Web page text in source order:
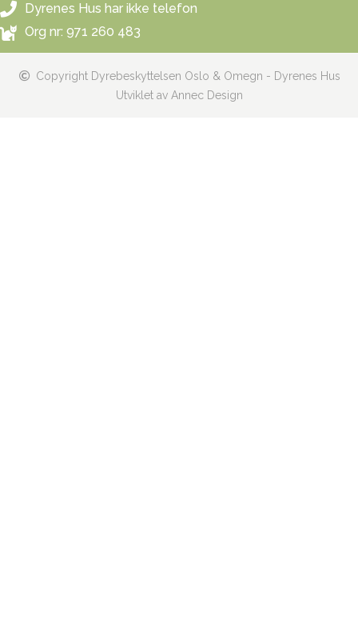
Dyrenes Hus har ikke telefon
Org nr: 971 260 483
Copyright Dyrebeskyttelsen Oslo & Omegn - Dyrenes Hus
Utviklet av Annec Design